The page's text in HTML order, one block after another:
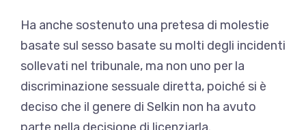
Ha anche sostenuto una pretesa di molestie
basate sul sesso basate su molti degli incidenti
sollevati nel tribunale, ma non uno per la
discriminazione sessuale diretta, poiché si è
deciso che il genere di Selkin non ha avuto
parte nella decisione di licenziarla.